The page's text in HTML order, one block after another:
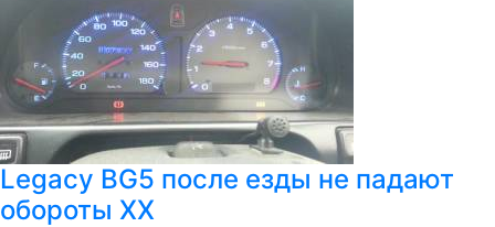
Legacy BG5 после езды не падают
обороты ХХ